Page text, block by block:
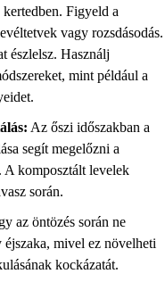
Figyeld a
vagy rozsdásodás.
észlelsz. Használj
mint például a
Az őszi időszakban a
segít megelőzni a
A komposztált levelek
során.
az öntözés során ne
mivel ez növelheti
kockázatát.